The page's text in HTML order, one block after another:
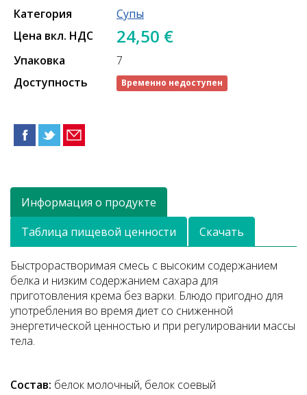
Категория
Супы
Цена вкл. НДС
24,50 €
Упаковка
7
Доступность
Временно недоступен
Информация о продукте
Таблица пищевой ценности
Скачать
Быстрорастворимая смесь с высоким содержанием
белка и низким содержанием сахара для
приготовления крема без варки. Блюдо пригодно для
употребления во время диет со сниженной
энергетической ценностью и при регулировании массы
тела.
Состав: белок молочный, белок соевый